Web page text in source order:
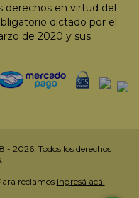
derechos en virtud del
dictado por el
de 2020 y sus
2026. Todos los derechos
reclamos ingresá acá.